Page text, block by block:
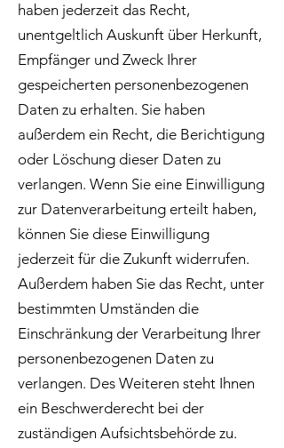
haben jederzeit das Recht,
unentgeltlich Auskunft über Herkunft,
Empfänger und Zweck Ihrer
gespeicherten personenbezogenen
Daten zu erhalten. Sie haben
außerdem ein Recht, die Berichtigung
oder Löschung dieser Daten zu
verlangen. Wenn Sie eine Einwilligung
zur Datenverarbeitung erteilt haben,
können Sie diese Einwilligung
jederzeit für die Zukunft widerrufen.
Außerdem haben Sie das Recht, unter
bestimmten Umständen die
Einschränkung der Verarbeitung Ihrer
personenbezogenen Daten zu
verlangen. Des Weiteren steht Ihnen
ein Beschwerderecht bei der
zuständigen Aufsichtsbehörde zu.